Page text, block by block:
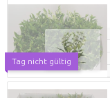
Tag nicht gültig